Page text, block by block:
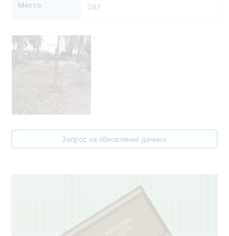
Место 087
Запрос на обновление данных